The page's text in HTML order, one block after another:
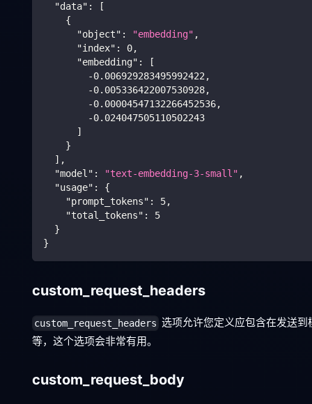
"data" :
[
{
"object" : "embedding" ,
"index" : 0,
"embedding" :
[
-0.006929283495992422,
-0.005336422007530928,
-0.00004547132266452536,
-0.024047505110502243
]
}
] ,
"model" : "text-embedding-3-small" ,
"usage" :
{
"prompt_tokens" : 5,
"total_tokens" :
5
}
}
custom_request_headers
custom_request_headers 选项允许您定义应包含在发送
等，这个选项会非常有用。
custom_request_body